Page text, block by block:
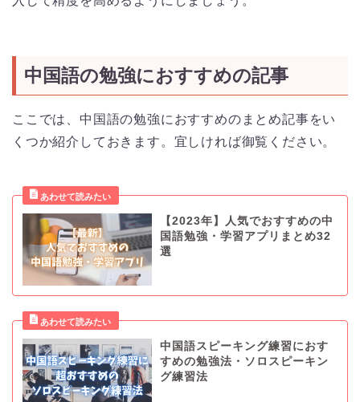
中国語の勉強におすすめの記事
ここでは、中国語の勉強におすすめのまとめ記事をい
くつか紹介しておきます。宜しければ御覧ください。
【2023年】人気でおすすめの中
国語勉強・学習アプリまとめ32
選
中国語スピーキング練習におす
すめの勉強法・ソロスピーキン
グ練習法